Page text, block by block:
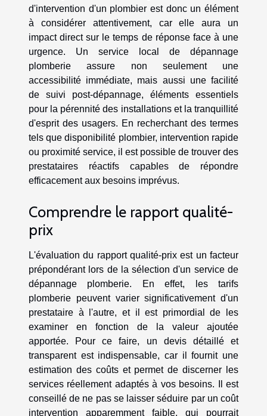
d'intervention d'un plombier est donc un élément
à considérer attentivement, car elle aura un
impact direct sur le temps de réponse face à une
urgence. Un service local de dépannage
plomberie assure non seulement une
accessibilité immédiate, mais aussi une facilité
de suivi post-dépannage, éléments essentiels
pour la pérennité des installations et la tranquillité
d'esprit des usagers. En recherchant des termes
tels que disponibilité plombier, intervention rapide
ou proximité service, il est possible de trouver des
prestataires réactifs capables de répondre
efficacement aux besoins imprévus.
Comprendre le rapport qualité-
prix
L'évaluation du rapport qualité-prix est un facteur
prépondérant lors de la sélection d'un service de
dépannage plomberie. En effet, les tarifs
plomberie peuvent varier significativement d'un
prestataire à l'autre, et il est primordial de les
examiner en fonction de la valeur ajoutée
apportée. Pour ce faire, un devis détaillé et
transparent est indispensable, car il fournit une
estimation des coûts et permet de discerner les
services réellement adaptés à vos besoins. Il est
conseillé de ne pas se laisser séduire par un coût
intervention apparemment faible, qui pourrait